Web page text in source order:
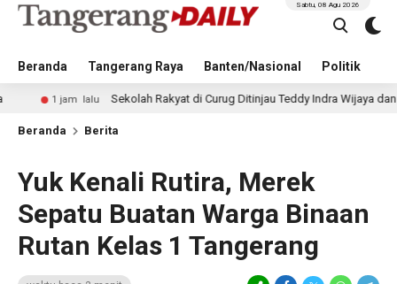
Beranda Tangerang Raya Banten/Nasional Politik
Sabtu, 08 Agu 2026
lalu Sekolah Rakyat di Curug Ditinjau Teddy Indra Wijaya dan Gus Ipul
Beranda Berita
Yuk Kenali Rutira, Merek
Sepatu Buatan Warga Binaan
Rutan Kelas 1 Tangerang